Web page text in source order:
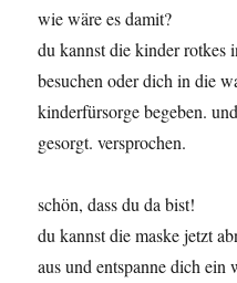
wie wäre es damit?
du kannst die kinder rotkes
besuchen oder dich in die
kinderfürsorge begeben.
gesorgt. versprochen.
schön, dass du da bist!
du kannst die maske jetzt
aus und entspanne dich ein